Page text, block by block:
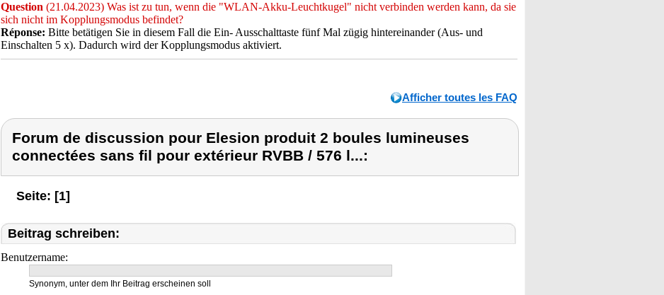
Question (21.04.2023) Was ist zu tun, wenn die "WLAN-Akku-Leuchtkugel" nicht verbinden werden kann, da sie
sich nicht im Kopplungsmodus befindet?
Réponse: Bitte betätigen Sie in diesem Fall die Ein- Ausschalttaste fünf Mal zügig hintereinander (Aus- und
Einschalten 5 x). Dadurch wird der Kopplungsmodus aktiviert.
Afficher toutes les FAQ
Forum de discussion pour Elesion produit 2 boules lumineuses
connectées sans fil pour extérieur RVBB / 576 l...:
Seite: [1]
Beitrag schreiben:
Benutzername:
Synonym, unter dem Ihr Beitrag erscheinen soll